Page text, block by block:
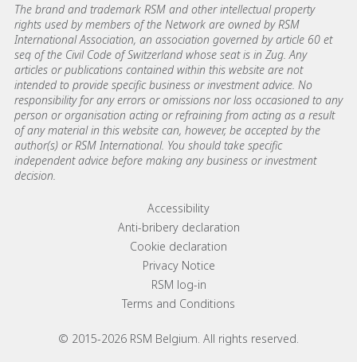
The brand and trademark RSM and other intellectual property
rights used by members of the Network are owned by RSM
International Association, an association governed by article 60 et
seq of the Civil Code of Switzerland whose seat is in Zug. Any
articles or publications contained within this website are not
intended to provide specific business or investment advice. No
responsibility for any errors or omissions nor loss occasioned to any
person or organisation acting or refraining from acting as a result
of any material in this website can, however, be accepted by the
author(s) or RSM International. You should take specific
independent advice before making any business or investment
decision.
© 2015-2026 RSM Belgium. All rights reserved.
Footer menu linksAccessibility
Anti-bribery declaration
Cookie declaration
Privacy Notice
RSM log-in
Terms and Conditions